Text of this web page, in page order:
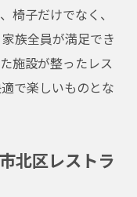
椅子だけでなく、
族全員が満足でき
施設が整ったレス
で楽しいものとな
北区レストラ